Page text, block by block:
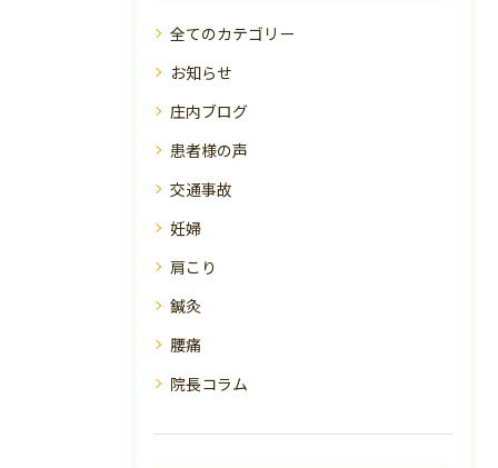
全てのカテゴリー
お知らせ
庄内ブログ
患者様の声
交通事故
妊婦
肩こり
鍼灸
腰痛
院長コラム